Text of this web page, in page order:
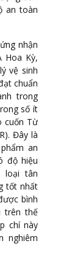
an toàn
nhận
Hoa Kỳ,
vệ sinh
chuẩn
trong
số ít
cuốn Từ
Đây là
an
độ hiệu
loại tân
tốt nhất
bình
trên thế
chí này
nghiêm